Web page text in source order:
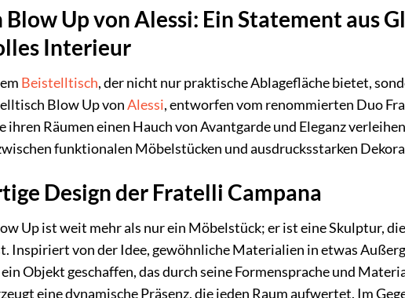
Up von Alessi: Ein Statement aus
Interieur
Beistelltisch, der nicht nur praktische Ablagefläche bietet,
Blow Up vonAlessi, entworfen vom renommierten Duo
ihren Räumen einen Hauch von Avantgarde und Eleganz
funktionalen Möbelstücken und ausdrucksstarken
Design der Fratelli Campana
Up ist weit mehr als nur ein Möbelstück; er ist eine Skulptur,
Inspiriert von der Idee, gewöhnliche Materialien in etwas
Objekt geschaffen, das durch seine Formensprache und
eine dynamische Präsenz, die jeden Raum aufwertet. Im